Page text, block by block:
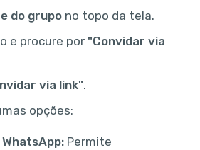
do grupo no topo da tela.
e procure por "Convidar via
via link".
opções:
Permite